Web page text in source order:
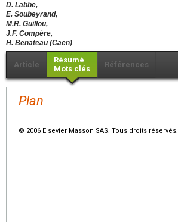
D. Labbe,
E. Soubeyrand,
M.R. Guillou,
J.F. Compère,
H. Benateau (Caen)
Article
Résumé
Mots clés
Références
Plan
© 2006 Elsevier Masson SAS. Tous droits réservés.